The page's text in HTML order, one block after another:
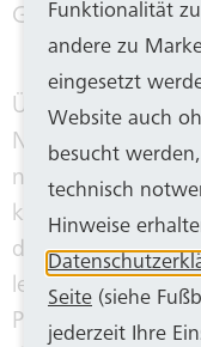
Grünanlage.
Über den Verbleib
Namen Erika,
nicht viel bekannt:
kauft der
die Stadt
letzten 13 Tiere
Pferden ein Ende
Funktionalität
andere zu
eingesetzt
Website auch
besucht
technisch
Hinweise
Seite (siehe
jederzeit Ihre